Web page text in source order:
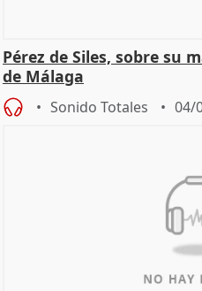
Pérez de Siles, sobre su
de Málaga
Sonido Totales 04/